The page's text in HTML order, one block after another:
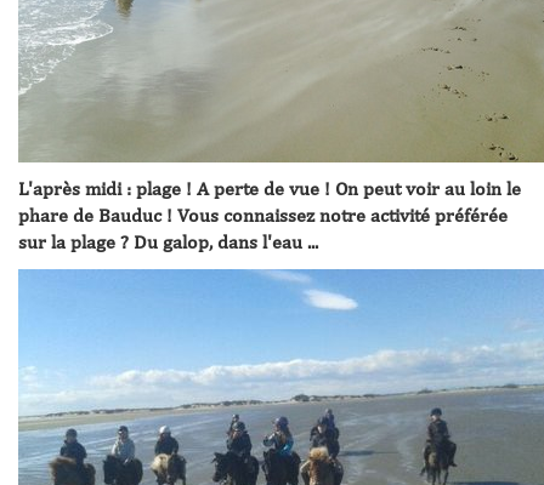
L'après midi : plage ! A perte de vue ! On peut voir au loin le
phare de Bauduc ! Vous connaissez notre activité préférée
sur la plage ? Du galop, dans l'eau ...